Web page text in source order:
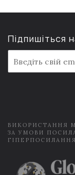
Підпишіться
m
a
ВИКОРИСТАННЯ
ЗА УМОВИ